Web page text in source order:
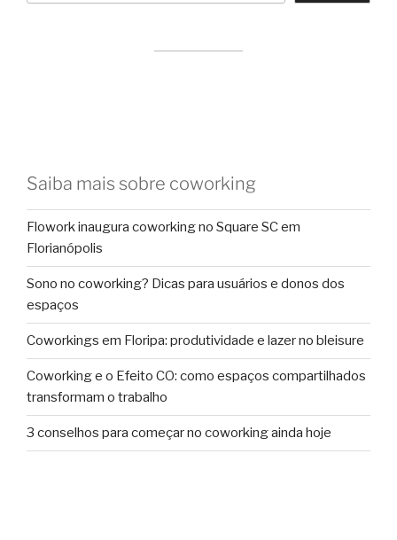
Saiba mais sobre coworking
Flowork inaugura coworking no Square SC em
Florianópolis
Sono no coworking? Dicas para usuários e donos dos
espaços
Coworkings em Floripa: produtividade e lazer no bleisure
Coworking e o Efeito CO: como espaços compartilhados
transformam o trabalho
3 conselhos para começar no coworking ainda hoje